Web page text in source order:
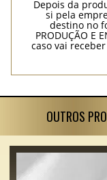
Depois da
si pela
destino no
PRODUÇÃO E
caso vai
OUTROS